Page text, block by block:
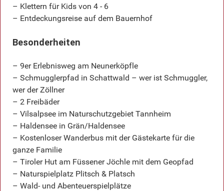
– Klettern für Kids von 4 - 6
– Entdeckungsreise auf dem Bauernhof
Besonderheiten
– 9er Erlebnisweg am Neunerköpfle
– Schmugglerpfad in Schattwald – wer ist Schmuggler,
wer der Zöllner
– 2 Freibäder
– Vilsalpsee im Naturschutzgebiet Tannheim
– Haldensee in Grän/Haldensee
– Kostenloser Wanderbus mit der Gästekarte für die
ganze Familie
– Tiroler Hut am Füssener Jöchle mit dem Geopfad
– Naturspielplatz Plitsch & Platsch
– Wald- und Abenteuerspielplätze